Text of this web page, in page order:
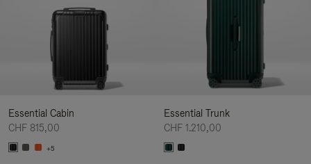
Essential Cabin
CHF 815,00
+5
Essential Trunk
CHF 1.210,00